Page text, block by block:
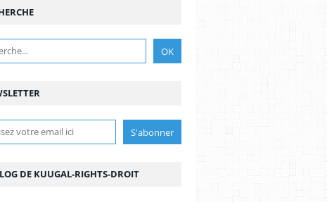
DE KUUGAL-RIGHTS-DROIT